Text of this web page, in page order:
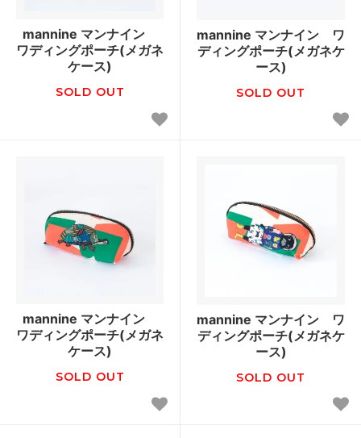
mannine マンナイン
ワディングポーチ(メガネ
ケース)
SOLD OUT
mannine マンナイン ワ
ディングポーチ(メガネケ
ース)
SOLD OUT
mannine マンナイン
ワディングポーチ(メガネ
ケース)
SOLD OUT
mannine マンナイン ワ
ディングポーチ(メガネケ
ース)
SOLD OUT